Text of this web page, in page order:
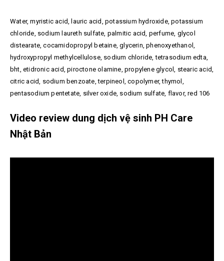
Water, myristic acid, lauric acid, potassium hydroxide, potassium
chloride, sodium laureth sulfate, palmitic acid, perfume, glycol
distearate, cocamidopropyl betaine, glycerin, phenoxyethanol,
hydroxypropyl methylcellulose, sodium chloride, tetrasodium edta,
bht, etidronic acid, piroctone olamine, propylene glycol, stearic acid,
citric acid, sodium benzoate, terpineol, copolymer, thymol,
pentasodium pentetate, silver oxide, sodium sulfate, flavor, red 106
Video review dung dịch vệ sinh PH Care
Nhật Bản